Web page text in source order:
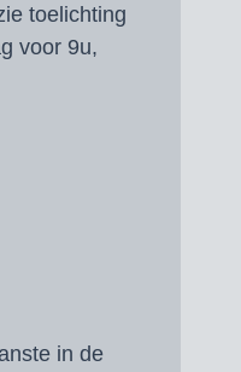
toelichting
voor 9u,
in de